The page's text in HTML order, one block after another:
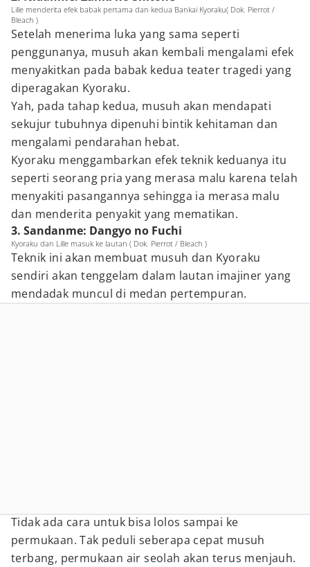
Lille menderita efek babak pertama dan kedua Bankai Kyoraku( Dok. Pierrot /
Bleach )
Setelah menerima luka yang sama seperti
penggunanya, musuh akan kembali mengalami efek
menyakitkan pada babak kedua teater tragedi yang
diperagakan Kyoraku.
Yah, pada tahap kedua, musuh akan mendapati
sekujur tubuhnya dipenuhi bintik kehitaman dan
mengalami pendarahan hebat.
Kyoraku menggambarkan efek teknik keduanya itu
seperti seorang pria yang merasa malu karena telah
menyakiti pasangannya sehingga ia merasa malu
dan menderita penyakit yang mematikan.
3. Sandanme: Dangyo no Fuchi
Kyoraku dan Lille masuk ke lautan ( Dok. Pierrot / Bleach )
Teknik ini akan membuat musuh dan Kyoraku
sendiri akan tenggelam dalam lautan imajiner yang
mendadak muncul di medan pertempuran.
Tidak ada cara untuk bisa lolos sampai ke
permukaan. Tak peduli seberapa cepat musuh
terbang, permukaan air seolah akan terus menjauh.